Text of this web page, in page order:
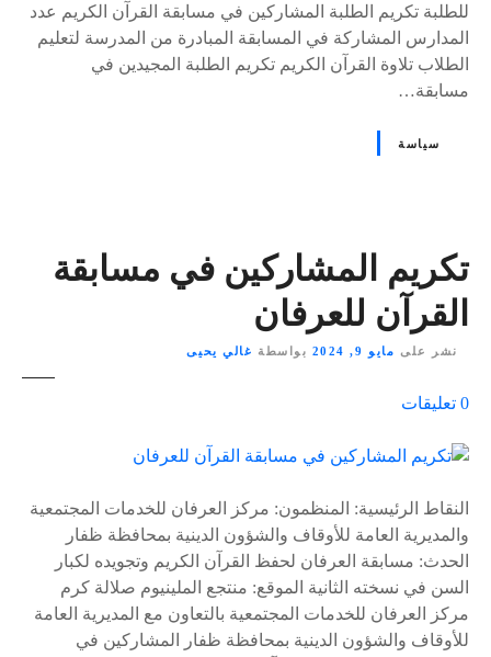
للطلبة تكريم الطلبة المشاركين في مسابقة القرآن الكريم عدد
المدارس المشاركة في المسابقة المبادرة من المدرسة لتعليم
الطلاب تلاوة القرآن الكريم تكريم الطلبة المجيدين في
مسابقة…
سياسة
تكريم المشاركين في مسابقة
القرآن للعرفان
نشر على مايو 9, 2024 بواسطة غالي يحيى
0 تعليقات
ى
s
النقاط الرئيسية: المنظمون: مركز العرفان للخدمات المجتمعية
والمديرية العامة للأوقاف والشؤون الدينية بمحافظة ظفار
الحدث: مسابقة العرفان لحفظ القرآن الكريم وتجويده لكبار
السن في نسخته الثانية الموقع: منتجع الملينيوم صلالة كرم
مركز العرفان للخدمات المجتمعية بالتعاون مع المديرية العامة
للأوقاف والشؤون الدينية بمحافظة ظفار المشاركين في